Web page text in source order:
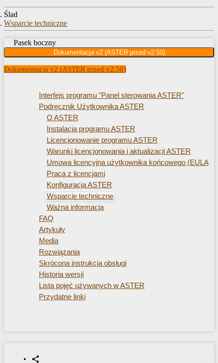
Ślad
Wsparcie techniczne
Pasek boczny
Dokumentacja v2 (ASTER przed v2.50)
Dokumentacja v2 (ASTER przed v2.50)
Interfejs programu "Panel sterowania ASTER"
Podręcznik Użytkownika ASTER
O ASTER
Instalacja programu ASTER
Licencjonowanie programu ASTER
Warunki licencjonowania i aktualizacji ASTER
Umowa licencyjna użytkownika końcowego (EULA)
Praca z licencjami
Konfiguracja ASTER
Wsparcie techniczne
Ważna informacja
FAQ
Artykuły
Media
Rozwiązania
Skrócona instrukcja obsługi
Historia wersji
Lista pojęć używanych w ASTER
Przydatne linki